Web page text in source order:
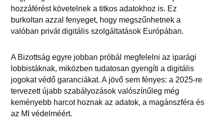
hozzáférést követelnek a titkos adatokhoz is. Ez
burkoltan azzal fenyeget, hogy megszűnhetnek a
valóban privát digitális szolgáltatások Európában.
A Bizottság egyre jobban próbál megfelelni az iparági
lobbistáknak, miközben tudatosan gyengíti a digitális
jogokat védő garanciákat. A jövő sem fényes: a 2025-re
tervezett újabb szabályozások valószínűleg még
keményebb harcot hoznak az adatok, a magánszféra és
az MI védelméért.